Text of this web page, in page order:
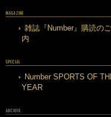
MAGAZINE
雑誌『Number』購読の
内
SPECIAL
Number SPORTS OF
YEAR
ARCHIVE